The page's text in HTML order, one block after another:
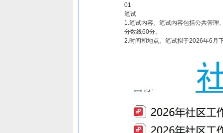
01
笔试
1.笔试内容。笔试内容包括公共管理
分数线60分。
2.时间和地点。笔试拟于2026年6月